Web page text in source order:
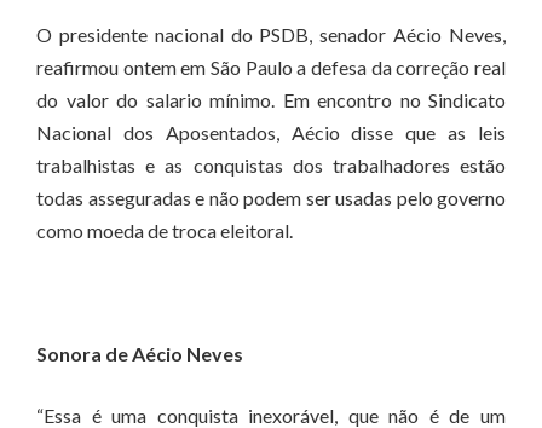
O presidente nacional do PSDB, senador Aécio Neves,
reafirmou ontem em São Paulo a defesa da correção real
do valor do salario mínimo. Em encontro no Sindicato
Nacional dos Aposentados, Aécio disse que as leis
trabalhistas e as conquistas dos trabalhadores estão
todas asseguradas e não podem ser usadas pelo governo
como moeda de troca eleitoral.
Sonora de Aécio Neves
“Essa é uma conquista inexorável, que não é de um